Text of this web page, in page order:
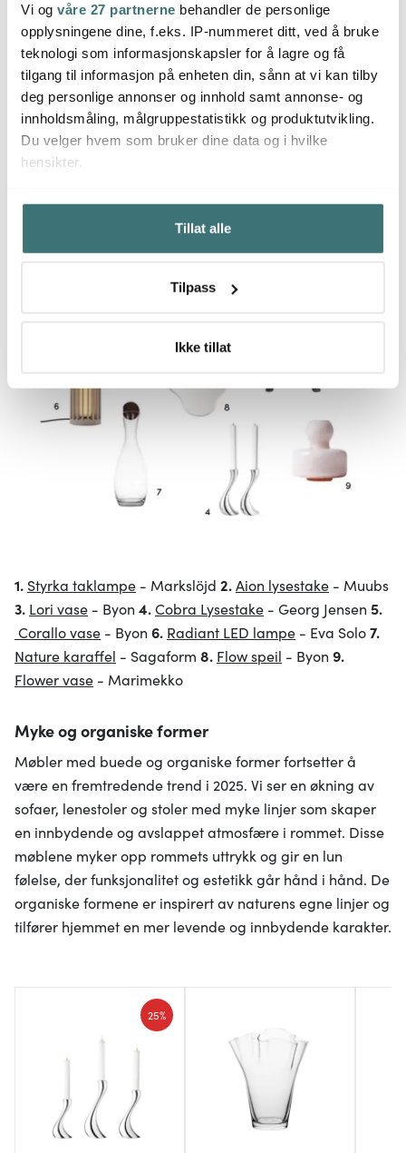
Vi og våre 27 partnerne behandler de personlige
opplysningene dine, f.eks. IP-nummeret ditt, ved å bruke
teknologi som informasjonskapsler for å lagre og få
tilgang til informasjon på enheten din, sånn at vi kan tilby
deg personlige annonser og innhold samt annonse- og
innholdsmåling, målgruppestatistikk og produktutvikling.
Du velger hvem som bruker dine data og i hvilke
hensikter.
Hvis du gir oss lov, vil vi også gjerne:
Innhente informasjon om den geografiske
beliggenheten din, som kan være nøyaktig innenfor
Identifisere enheten din ved å aktivt skanne den for
kan du lese om hvordan dine personlige
brukes. Du kan hele tiden endre eller trekke tilbake ditt
samtykke fra erklæringen om informasjonskapsler.
Vi bruker informasjonskapsler for å gi innhold og
annonser et personlig preg, for å levere sosiale
mediefunksjoner og for å analysere trafikken vår. Vi deler
dessuten informasjon om hvordan du bruker nettstedet
med annen informasjon du har gjort tilgjengelig for dem,
eller som de har samlet inn gjennom din bruk av
tjenestene deres.
Tillat alle
Tilpass
Ikke tillat
1. Styrka taklampe - Markslöjd 2.Aion lysestake - Muubs
3. Lori vase - Byon 4.Cobra Lysestake - Georg Jensen 5.
Corallo vase - Byon 6. Radiant LED lampe - Eva Solo7.
Nature karaffel - Sagaform 8. Flow speil - Byon 9.
Flower vase - Marimekko
Myke og organiske former
Møbler med buede og organiske former fortsetter å
være en fremtredende trend i 2025. Vi ser en økning av
sofaer, lenestoler og stoler med myke linjer som skaper
en innbydende og avslappet atmosfære i rommet. Disse
møblene myker opp rommets uttrykk og gir en lun
følelse, der funksjonalitet og estetikk går hånd i hånd. De
organiske formene er inspirert av naturens egne linjer og
tilfører hjemmet en mer levende og innbydende karakter.
25%